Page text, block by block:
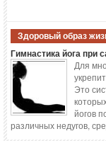
Здоровый образ
Гимнастика йога при
Для
Это
йогов
различных недугов,